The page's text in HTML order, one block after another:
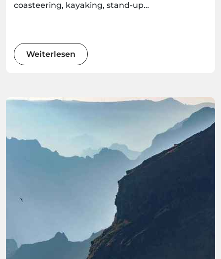
coasteering, kayaking, stand-up
Get ready to immerse yourself in the wonders
of this Atlantic gem as we explore the best
water sports the island has to offer.
Weiterlesen